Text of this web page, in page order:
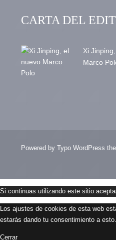
CARTA DEL
Xi
Marco
Powered by Typo WordPress
Si continuas utilizando este sitio
Los ajustes de cookies de esta web
estarás dando tu consentimiento a esto.
Cerrar